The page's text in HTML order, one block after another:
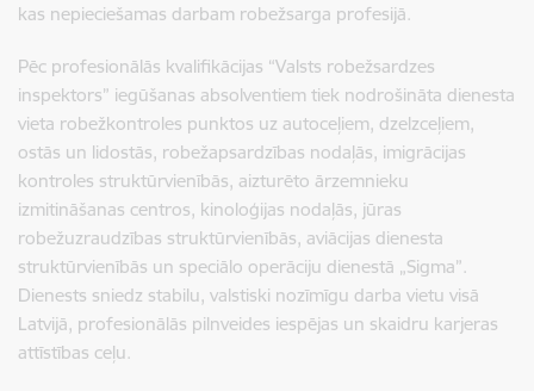
kas nepieciešamas darbam robežsarga profesijā.
Pēc profesionālās kvalifikācijas “Valsts robežsardzes
inspektors” iegūšanas absolventiem tiek nodrošināta dienesta
vieta robežkontroles punktos uz autoceļiem, dzelzceļiem,
ostās un lidostās, robežapsardzības nodaļās, imigrācijas
kontroles struktūrvienībās, aizturēto ārzemnieku
izmitināšanas centros, kinoloģijas nodaļās, jūras
robežuzraudzības struktūrvienībās, aviācijas dienesta
struktūrvienībās un speciālo operāciju dienestā „Sigma”.
Dienests sniedz stabilu, valstiski nozīmīgu darba vietu visā
Latvijā, profesionālās pilnveides iespējas un skaidru karjeras
attīstības ceļu.